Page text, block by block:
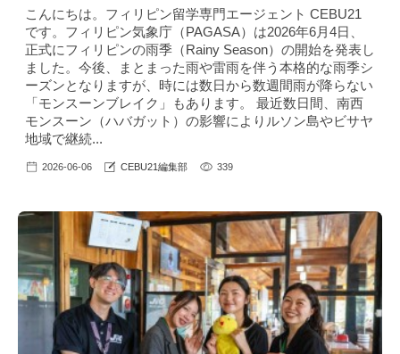
こんにちは。フィリピン留学専門エージェント CEBU21
です。フィリピン気象庁（PAGASA）は2026年6月4日、
正式にフィリピンの雨季（Rainy Season）の開始を発表し
ました。今後、まとまった雨や雷雨を伴う本格的な雨季シ
ーズンとなりますが、時には数日から数週間雨が降らない
「モンスーンブレイク」もあります。 最近数日間、南西
モンスーン（ハバガット）の影響によりルソン島やビサヤ
地域で継続...
2026-06-06 CEBU21編集部 339